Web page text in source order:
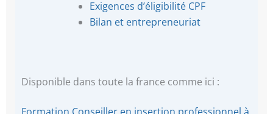
Exigences d’éligibilité CPF
Bilan et entrepreneuriat
Disponible dans toute la france comme ici :